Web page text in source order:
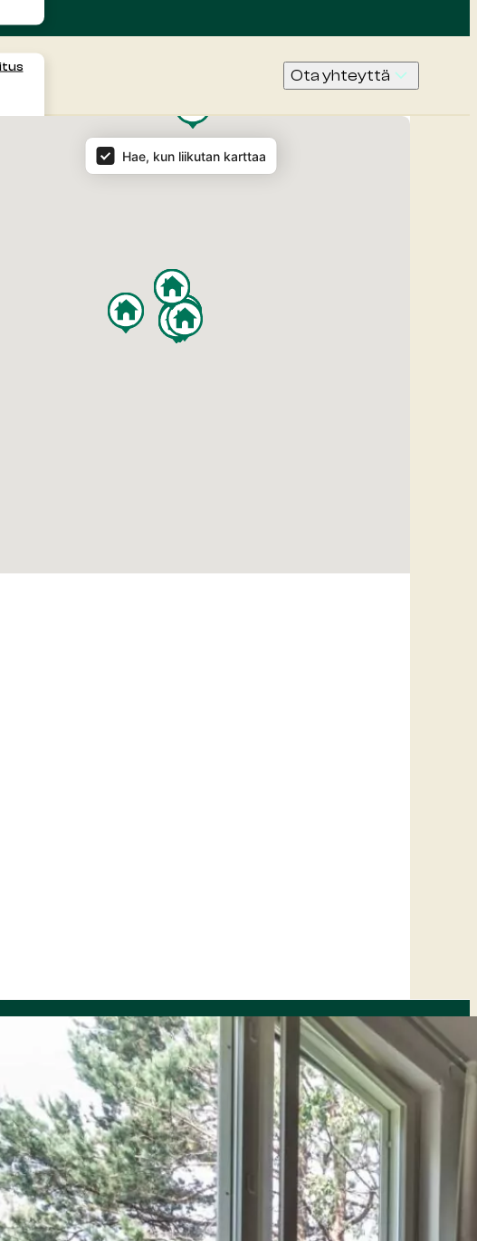
Ota yhteyttä
010 4066
Hae, kun liikutan karttaa